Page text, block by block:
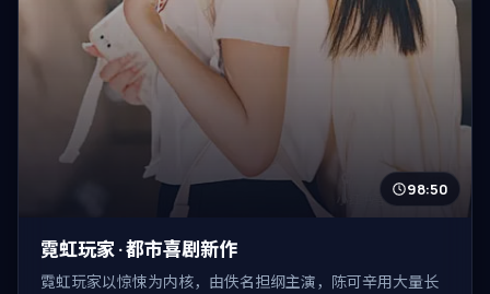
98:50
霓虹玩家 · 都市喜剧新作
霓虹玩家以惊悚为内核，由佚名担纲主演，陈可辛用大量长